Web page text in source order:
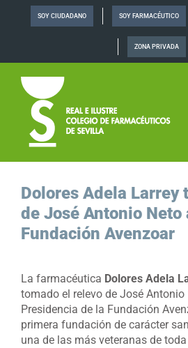
SOY CIUDADANO SOY FARMACÉUTICO
ZONA PRIVADA
Dolores Adela Larrey
de José Antonio
Fundación Avenzoar
La farmacéutica Dolores Adela
tomado el relevo de José Antonio
Presidencia de la Fundación
primera fundación de carácter
una de las más veteranas de